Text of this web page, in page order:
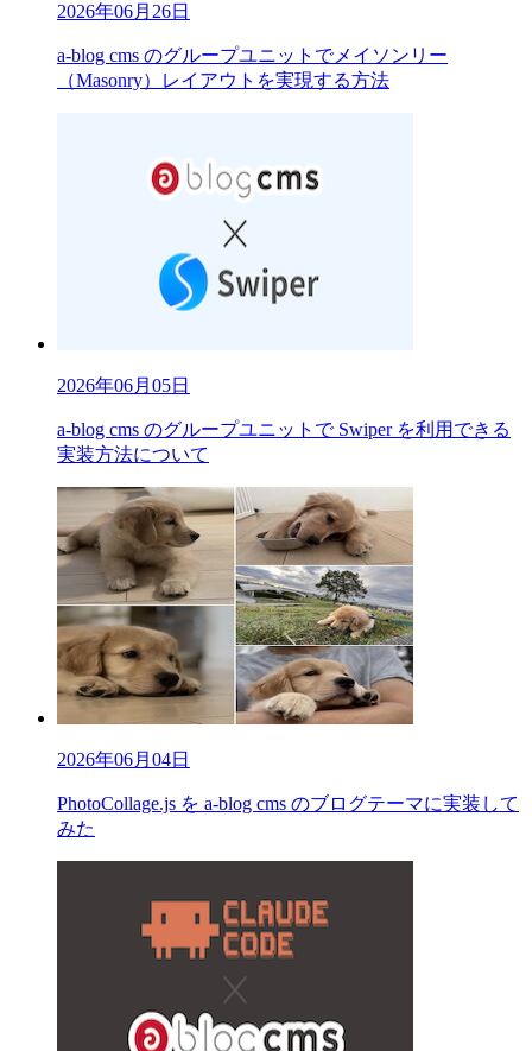
2026年06月26日
a-blog cms のグループユニットでメイソンリー
（Masonry）レイアウトを実現する方法
2026年06月05日
a-blog cms のグループユニットで Swiper を利用できる
実装方法について
2026年06月04日
PhotoCollage.js を a-blog cms のブログテーマに実装して
みた